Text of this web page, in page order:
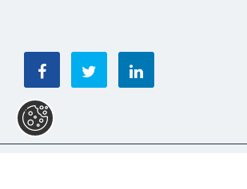
© Copyright 2026. All rights reserved.
Livro de Reclamações
Design byativait| development by